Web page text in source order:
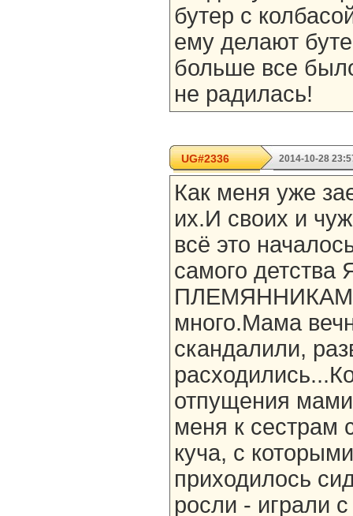
бутер с
ему делают
больше все
не радилась!
UG#2336 2014-10-28
Как меня уже
их.И своих и
всё это
самого
много.Мама
скандалили,
отпущения
меня к сестрам
куча, с
приходилось
росли - играли